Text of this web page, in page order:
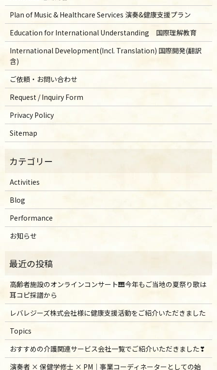
Plan of Music & Healthcare Services 演奏&健康支援プラン
Education for International Understanding 国際理解教育
International Development(Incl. Translation) 国際開発(翻訳
含)
ご依頼・お問い合わせ
Request / Inquiry Form
Privacy Policy
Sitemap
Activities
Blog
Performance
お知らせ
高齢者施設のオンラインコンサート🎹今年もご当地の夏祭り歌は
耳コピ採譜から
レバレジーズ株式会社様に健康支援活動をご紹介いただきました
Topics
おすすめの介護関連サービス会社一覧でご紹介いただきました❣
演奏者 × 保健学修士 × PM｜事業コーディネーターとしての始